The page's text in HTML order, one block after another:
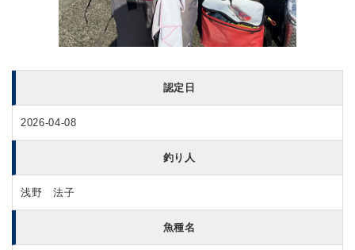
認定日
2026-04-08
釣り人
浅野 法子
魚種名